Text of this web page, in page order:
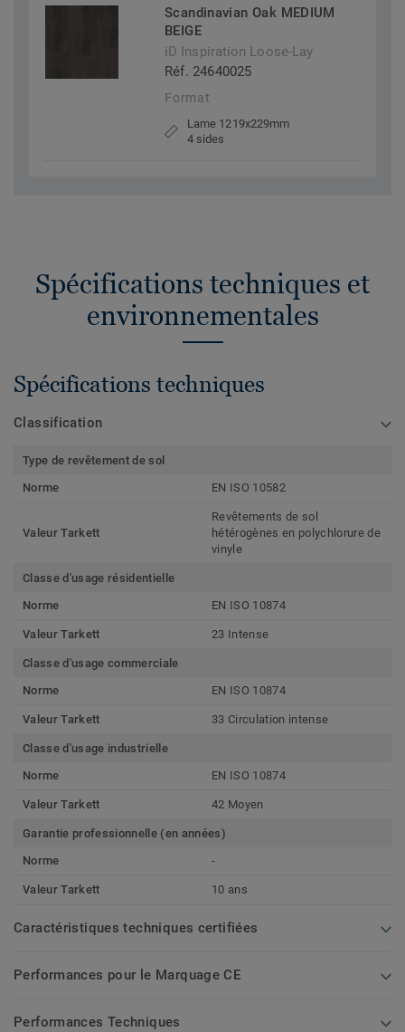
Scandinavian Oak MEDIUM
BEIGE
iD Inspiration Loose-Lay
Réf. 24640025
Format
Lame 1219x229mm
4 sides
Spécifications techniques et
environnementales
Spécifications techniques
Classification
Type de revêtement de sol
Norme
EN ISO 10582
Valeur Tarkett
Revêtements de sol
hétérogènes en polychlorure de
vinyle
Classe d'usage résidentielle
Norme
EN ISO 10874
Valeur Tarkett 23 Intense
Classe d'usage commerciale
Norme
EN ISO 10874
Valeur Tarkett 33 Circulation intense
Classe d'usage industrielle
Norme
EN ISO 10874
Valeur Tarkett 42 Moyen
Garantie professionnelle (en années)
Norme
-
Valeur Tarkett 10 ans
Caractéristiques techniques certifiées
Performances pour le Marquage CE
Performances Techniques